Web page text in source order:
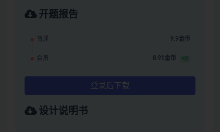
开题报告
普通 9.9金币
会员 8.91金币 9折
登录后下载
设计说明书